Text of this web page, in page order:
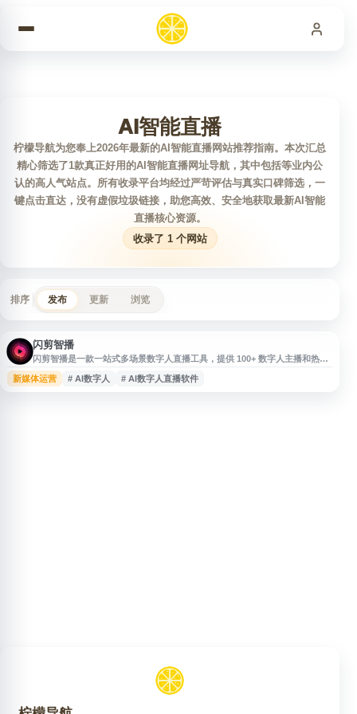
AI智能直播
柠檬导航为您奉上2026年最新的AI智能直播网站推荐指南。本次汇总
精心筛选了1款真正好用的AI智能直播网址导航，其中包括等业内公
认的高人气站点。所有收录平台均经过严苛评估与真实口碑筛选，一
键点击直达，没有虚假垃圾链接，助您高效、安全地获取最新AI智能
直播核心资源。
收录了 1 个网站
排序 发布 更新 浏览
闪剪智播
闪剪智播是一款一站式多场景数字人直播工具，提供 100+ 数字人主播和热门
直播模板，支持快速搭建专属数字人直播间。平台适用于抖音、快手、淘宝、
视频号、TikTok、亚马逊等多个直播渠道，可用于 AI 数字人直播、虚拟人带
新媒体运营 # AI数字人 # AI数字人直播软件